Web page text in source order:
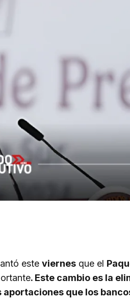
este viernes que el
. Este cambio es la
que los